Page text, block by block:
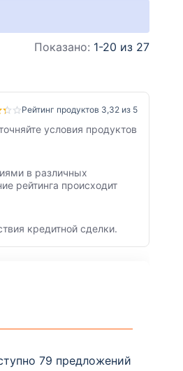
Показано: 1-20 из 27
Рейтинг продуктов 3,32 из 5
условия продуктов
в различных
рейтинга происходит
кредитной сделки.
79 предложений